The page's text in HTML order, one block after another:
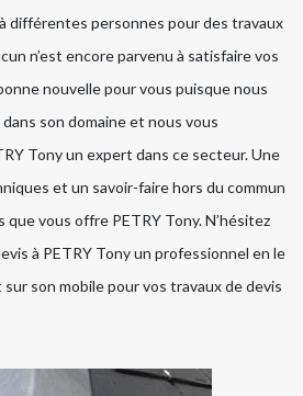
différentes personnes pour des travaux
n’est encore parvenu à satisfaire vos
nouvelle pour vous puisque nous
son domaine et nous vous
Tony un expert dans ce secteur. Une
et un savoir-faire hors du commun
vous offre PETRY Tony. N’hésitez
à PETRY Tony un professionnel en le
son mobile pour vos travaux de devis